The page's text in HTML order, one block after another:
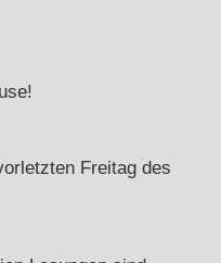
Freitag des